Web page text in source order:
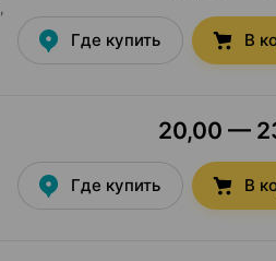
Где купить В
20,00 —
Где купить В